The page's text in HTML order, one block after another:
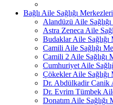
Bağlı Aile Sağlığı
Alandüzü Aile
Astra Zeneca Aile
Budaklar Aile Sağlığı
Camili Aile Sağlığı
Camili 2 Aile Sağlığı
Cumhuriyet Aile
Çökekler Aile Sağlığı
Dr. Abdülkadir Canik
Dr. Evrim Tümbek
Donatım Aile Sağlığı